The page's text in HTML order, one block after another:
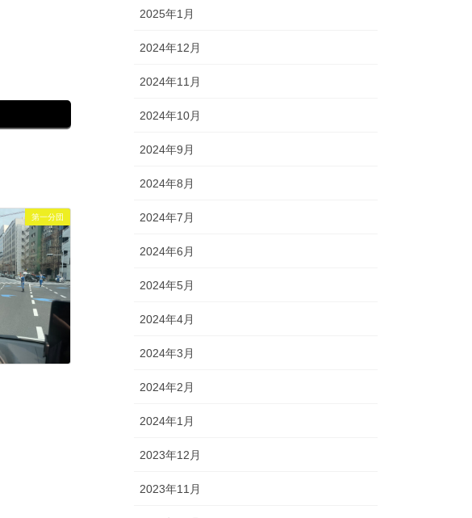
第一分団
2025年1月
2024年12月
2024年11月
2024年10月
2024年9月
2024年8月
2024年7月
2024年6月
2024年5月
2024年4月
2024年3月
2024年2月
2024年1月
2023年12月
2023年11月